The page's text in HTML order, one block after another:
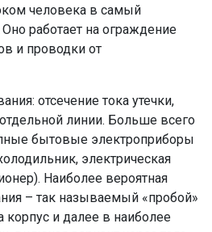
человека в самый
работает на ограждение
и проводки от
отсечение тока утечки,
линии. Больше всего
бытовые электроприборы
электрическая
Наиболее вероятная
– так называемый «пробой»
корпус и далее в наиболее